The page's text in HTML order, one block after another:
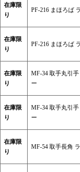
在庫限
り
PF-216 まほろば
在庫限
り
PF-216 まほろば
在庫限
り
MF-34 取手丸引
ー
在庫限
り
MF-34 取手丸引
ー
在庫限
り
MF-54 取手長角